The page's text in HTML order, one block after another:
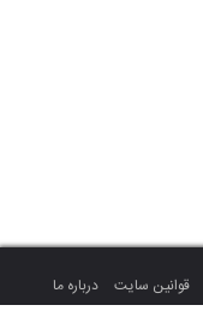
قوانین سایت
درباره ما